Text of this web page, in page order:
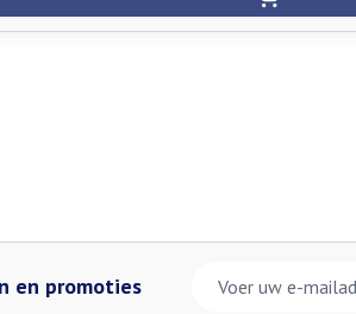
en promoties